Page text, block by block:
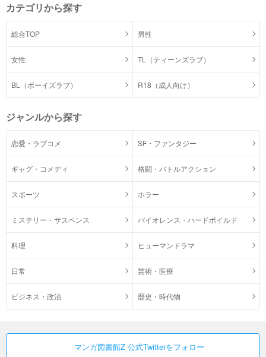
カテゴリから探す
総合TOP 男性
女性 TL（ティーンズラブ）
BL（ボーイズラブ） R18（成人向け）
ジャンルから探す
恋愛・ラブコメ SF・ファンタジー
ギャグ・コメディ 格闘・バトルアクション
スポーツ ホラー
ミステリー・サスペンス バイオレンス・ハードボイルド
料理 ヒューマンドラマ
日常 芸術・医療
ビジネス・政治 歴史・時代物
マンガ図書館Z 公式Twitterをフォロー